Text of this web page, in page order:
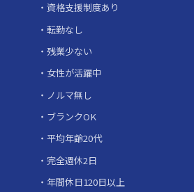
資格支援制度あり
転勤なし
残業少ない
女性が活躍中
ノルマ無し
ブランクOK
平均年齢20代
完全週休2日
年間休日120日以上